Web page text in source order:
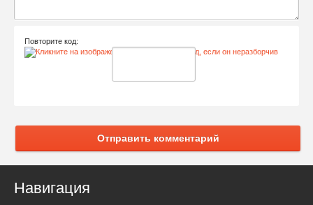
Повторите код:
Отправить комментарий
Навигация